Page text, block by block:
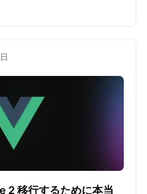
2 移行するために本当